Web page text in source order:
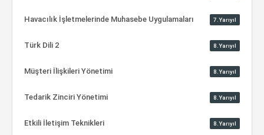
Havacılık İşletmelerinde Muhasebe Uygulamaları 7.Yarıyıl
Türk Dili 2 8.Yarıyıl
Müşteri İlişkileri Yönetimi 8.Yarıyıl
Tedarik Zinciri Yönetimi 8.Yarıyıl
Etkili İletişim Teknikleri 8.Yarıyıl